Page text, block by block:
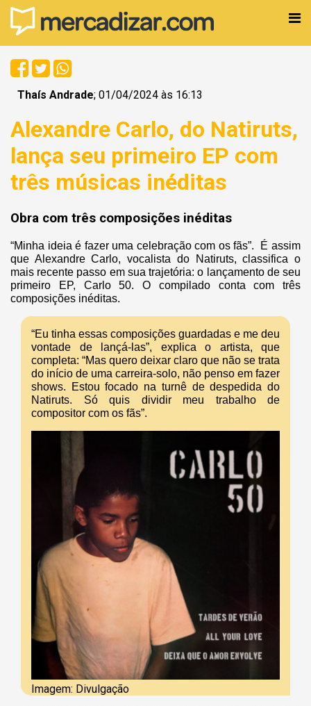
Thaís Andrade; 01/04/2024 às 16:13
Alexandre Carlo, do Natiruts,
lança seu primeiro EP com
três músicas inéditas
Obra com três composições inéditas
“Minha ideia é fazer uma celebração com os fãs”. É assim
que Alexandre Carlo, vocalista do Natiruts, classifica o
mais recente passo em sua trajetória: o lançamento de seu
primeiro EP, Carlo 50. O compilado conta com três
composições inéditas.
“Eu tinha essas composições guardadas e me deu
vontade de lançá-las”, explica o artista, que
completa: “Mas quero deixar claro que não se trata
do início de uma carreira-solo, não penso em fazer
shows. Estou focado na turnê de despedida do
Natiruts. Só quis dividir meu trabalho de
compositor com os fãs”.
Imagem: Divulgação